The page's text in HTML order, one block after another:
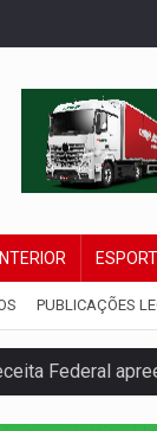
INTERIOR
PUBLICAÇÕES
Membros do CV
Espetáculo As